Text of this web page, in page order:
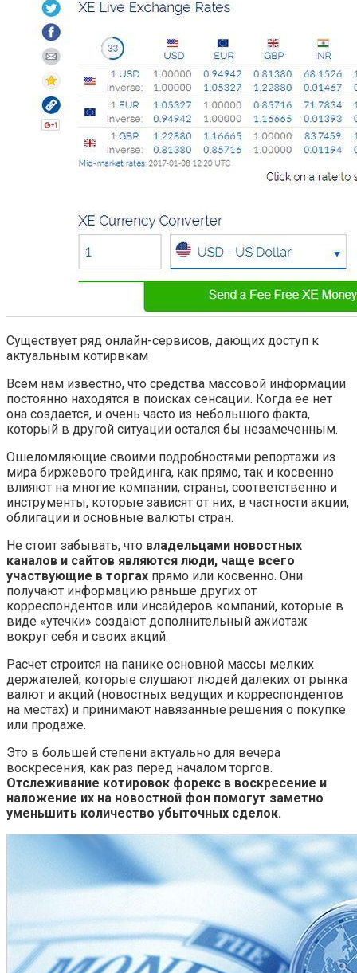
Существует ряд онлайн-сервисов, дающих доступ к
актуальным котирвкам
Всем нам известно, что средства массовой информации
постоянно находятся в поисках сенсации. Когда ее нет
она создается, и очень часто из небольшого факта,
который в другой ситуации остался бы незамеченным.
Ошеломляющие своими подробностями репортажи из
мира биржевого трейдинга, как прямо, так и косвенно
влияют на многие компании, страны, соответственно и
инструменты, которые зависят от них, в частности акции,
облигации и основные валюты стран.
Не стоит забывать, что владельцами новостных
каналов и сайтов являются люди, чаще всего
участвующие в торгах прямо или косвенно. Они
получают информацию раньше других от
корреспондентов или инсайдеров компаний, которые в
виде «утечки» создают дополнительный ажиотаж
вокруг себя и своих акций.
Расчет строится на панике основной массы мелких
держателей, которые слушают людей далеких от рынка
валют и акций (новостных ведущих и корреспондентов
на местах) и принимают навязанные решения о покупке
или продаже.
Это в большей степени актуально для вечера
воскресения, как раз перед началом торгов.
Отслеживание котировок форекс в воскресение и
наложение их на новостной фон помогут заметно
уменьшить количество убыточных сделок.